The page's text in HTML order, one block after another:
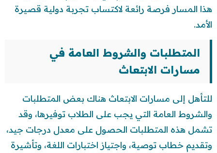
هذا المسار فرصة رائعة لاكتساب تجربة دولية قصيرة
الأمد.
المتطلبات والشروط العامة في
مسارات الابتعاث
للتأهل إلى مسارات الابتعاث هناك بعض المتطلبات
والشروط العامة التي يجب على الطلاب توفيرها، وقد
تشمل هذه المتطلبات الحصول على معدل درجات جيد،
وتقديم خطاب توصية، واجتياز اختبارات اللغة، وتأشيرة